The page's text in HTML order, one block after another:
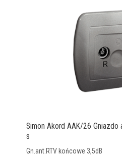
Simon Akord AAK/26
s
Gn.ant.RTV końcowe 3,5dB